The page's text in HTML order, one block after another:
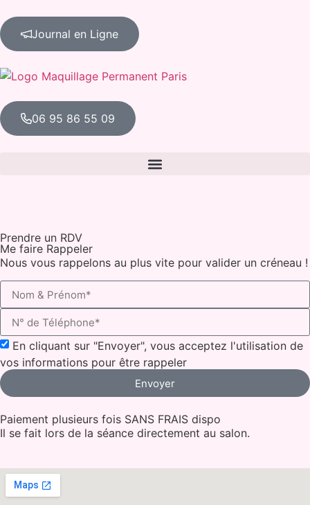
Journal en Ligne
06 95 86 55 09
Prendre un RDV
Me faire Rappeler
Nous vous rappelons au plus vite pour valider un créneau !
En cliquant sur "Envoyer", vous acceptez l'utilisation de
vos informations pour être rappeler
Envoyer
Paiement plusieurs fois SANS FRAIS dispo
Il se fait lors de la séance directement au salon.